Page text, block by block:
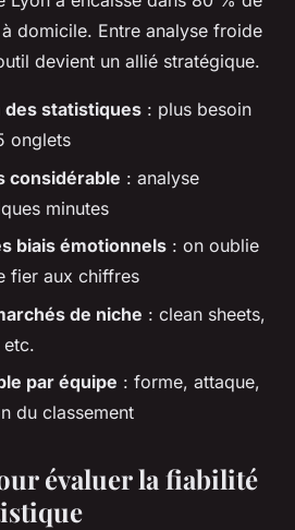
domicile. Entre analyse froide
devient un allié stratégique.
des statistiques : plus besoin
onglets
considérable : analyse
minutes
biais émotionnels : on oublie
fier aux chiffres
de niche : clean sheets,
par équipe : forme, attaque,
du classement
évaluer la fiabilité